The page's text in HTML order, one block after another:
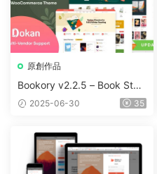
原創作品
Bookory v2.2.5 – Book Stor
e WooCommerce Theme
2025-06-30 35